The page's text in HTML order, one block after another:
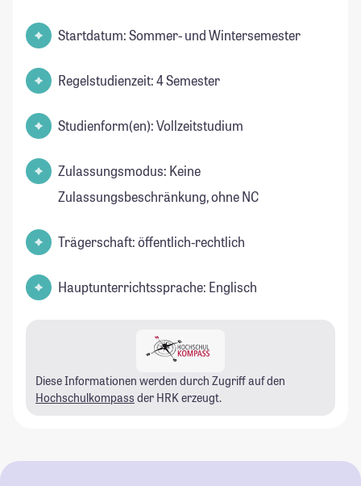
Startdatum: Sommer- und Wintersemester
Regelstudienzeit: 4 Semester
Studienform(en): Vollzeitstudium
Zulassungsmodus: Keine
Zulassungsbeschränkung, ohne NC
Trägerschaft: öffentlich-rechtlich
Hauptunterrichtssprache: Englisch
Diese Informationen werden durch Zugriff auf den
Hochschulkompass der HRK erzeugt.